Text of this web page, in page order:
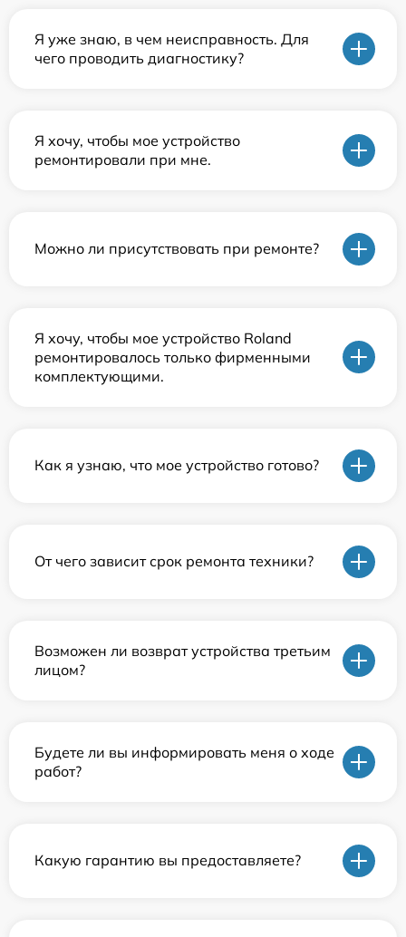
Я уже знаю, в чем неисправность. Для
чего проводить диагностику?
Я хочу, чтобы мое устройство
ремонтировали при мне.
Можно ли присутствовать при ремонте?
Я хочу, чтобы мое устройство Roland
ремонтировалось только фирменными
комплектующими.
Как я узнаю, что мое устройство готово?
От чего зависит срок ремонта техники?
Возможен ли возврат устройства третьим
лицом?
Будете ли вы информировать меня о ходе
работ?
Какую гарантию вы предоставляете?